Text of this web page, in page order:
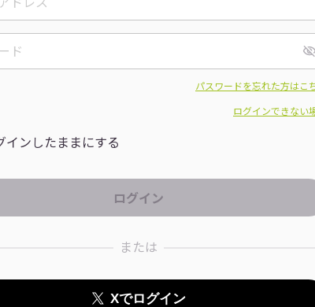
パスワードを忘れた方はこ
ログインできない
インしたままにする
または
Xでログイン